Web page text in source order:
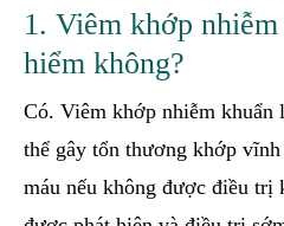
1. Viêm khớp
hiểm không?
Có. Viêm khớp nhiễm khuẩn
thể gây tổn thương khớp
máu nếu không được điều